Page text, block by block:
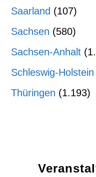
Saarland (107)
Sachsen (580)
Sachsen-Anhalt
Schleswig-Holstein
Thüringen (1.193)